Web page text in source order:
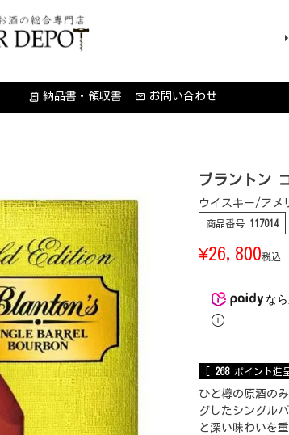
receipt_long 納品書・領収書 お問い合わせ
ブラントン
ウイスキー/アメ
商品番号 117014
¥26,800税込
なら
268 ポイント進
ひと樽の原酒の
グしたシングル
と深い味わいを